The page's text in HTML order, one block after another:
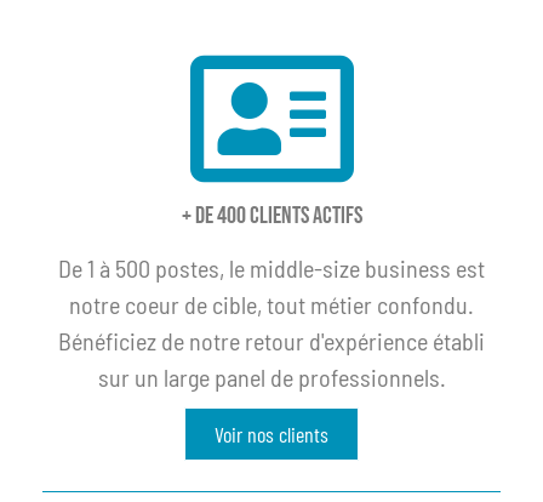
+ de 400 clients actifs
De 1 à 500 postes, le middle-size business est
notre coeur de cible, tout métier confondu.
Bénéficiez de notre retour d'expérience établi
sur un large panel de professionnels.
Voir nos clients